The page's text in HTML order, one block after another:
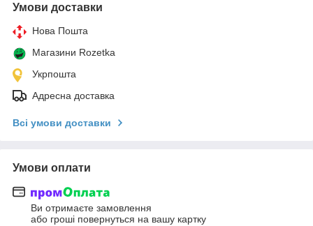
Умови доставки
Нова Пошта
Магазини Rozetka
Укрпошта
Адресна доставка
Всі умови доставки
Умови оплати
Ви отримаєте замовлення
або гроші повернуться на вашу картку